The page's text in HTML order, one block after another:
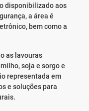
disponibilizado aos
a área é
bem como a
as lavouras
soja e sorgo e
representada em
e soluções para